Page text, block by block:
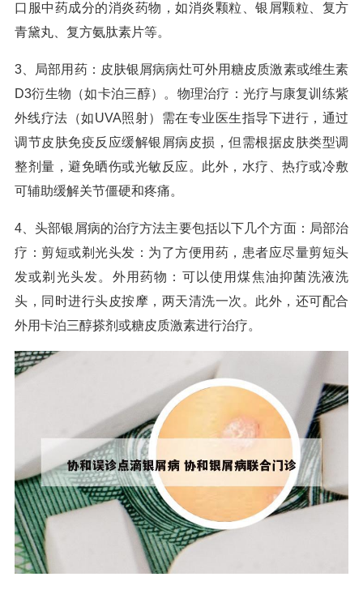
口服中药成分的消炎药物，如消炎颗粒、银屑颗粒、复方
青黛丸、复方氨肽素片等。
3、局部用药：皮肤银屑病病灶可外用糖皮质激素或维生素
D3衍生物（如卡泊三醇）。物理治疗：光疗与康复训练紫
外线疗法（如UVA照射）需在专业医生指导下进行，通过
调节皮肤免疫反应缓解银屑病皮损，但需根据皮肤类型调
整剂量，避免晒伤或光敏反应。此外，水疗、热疗或冷敷
可辅助缓解关节僵硬和疼痛。
4、头部银屑病的治疗方法主要包括以下几个方面：局部治
疗：剪短或剃光头发：为了方便用药，患者应尽量剪短头
发或剃光头发。外用药物：可以使用煤焦油抑菌洗液洗
头，同时进行头皮按摩，两天清洗一次。此外，还可配合
外用卡泊三醇搽剂或糖皮质激素进行治疗。